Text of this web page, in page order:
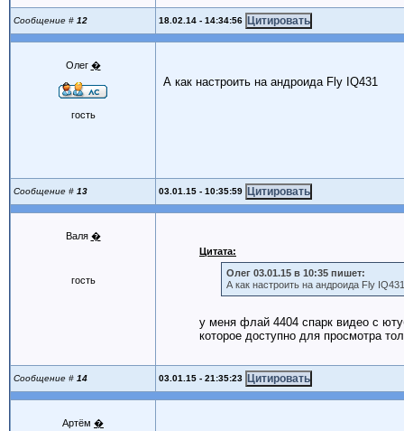
Сообщение # 12 18.02.14 - 14:34:56
Олег �
гость
А как настроить на андроида Fly IQ431
Сообщение # 13 03.01.15 - 10:35:59
Валя �
гость
Цитата:
Олег 03.01.15 в 10:35 пишет:
А как настроить на андроида Fly IQ431
у меня флай 4404 спарк видео с
которое доступно для просмотра
Сообщение # 14 03.01.15 - 21:35:23
Артём �